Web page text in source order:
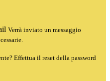
Verrà inviato un messaggio
Effettua il reset della password